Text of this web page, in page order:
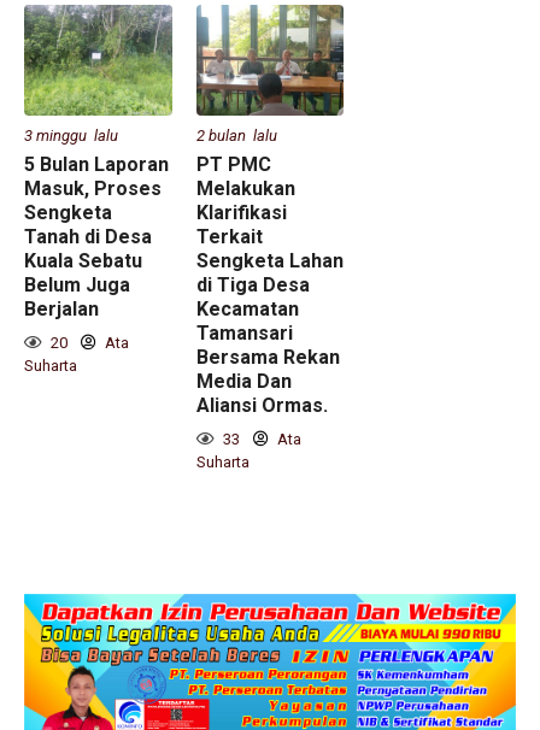
3 minggu lalu
5 Bulan Laporan
Masuk, Proses
Sengketa
Tanah di Desa
Kuala Sebatu
Belum Juga
Berjalan
20
Ata
Suharta
2 bulan lalu
PT PMC
Melakukan
Klarifikasi
Terkait
Sengketa Lahan
di Tiga Desa
Kecamatan
Tamansari
Bersama Rekan
Media Dan
Aliansi Ormas.
33
Ata
Suharta